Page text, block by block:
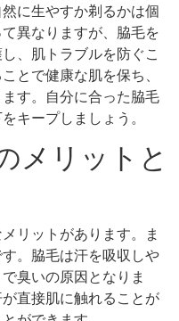
に生やすか剃るかは個
異なりますが、脇毛を
、肌トラブルを防ぐこ
とで健康な肌を保ち、
す。自分に合った脇毛
キープしましょう。
メリットと
リットがあります。ま
。脇毛は汗を吸収しや
臭いの原因となりま
直接肌に触れることが